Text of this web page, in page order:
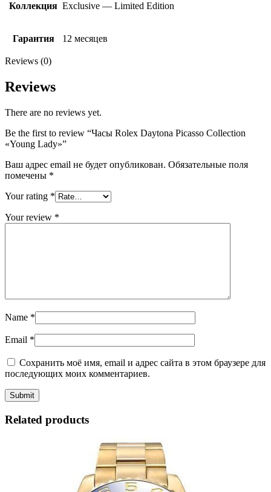
Коллекция Exclusive — Limited Edition
Гарантия 12 месяцев
Reviews (0)
Reviews
There are no reviews yet.
Be the first to review “Часы Rolex Daytona Picasso Collection
«Young Lady»”
Ваш адрес email не будет опубликован. Обязательные поля
помечены *
Your rating *
Your review *
Name *
Email *
Сохранить моё имя, email и адрес сайта в этом браузере для
последующих моих комментариев.
Related products